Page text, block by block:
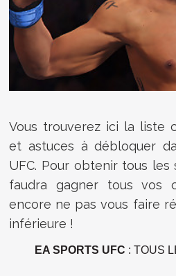
Vous trouverez ici la liste
et astuces à débloquer
UFC. Pour obtenir tous les
faudra gagner tous vos
encore ne pas vous faire
inférieure !
EA SPORTS UFC : TOUS